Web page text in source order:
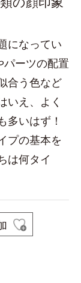
になってい
パーツの配置
合う色など
いえ、よく
多いはず！
プの基本を
は何タイ